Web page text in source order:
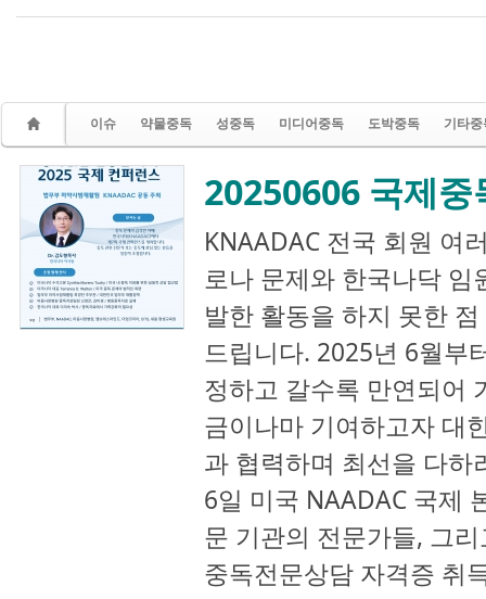
이슈 약물중독 성중독 미디어중독 도박중독 기타중
20250606 국제중
KNAADAC 전국 회원 여
로나 문제와 한국나닥
발한 활동을 하지 못한
드립니다. 2025년 6월부
정하고 갈수록 만연되어
금이나마 기여하고자 대
과 협력하며 최선을 다하
6일 미국 NAADAC 국제
문 기관의 전문가들, 그
중독전문상담 자격증 취